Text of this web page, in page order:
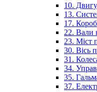
10.
13.
17.
22. Вали
23. Міст
30. Вісь
31.
34.
35.
37.